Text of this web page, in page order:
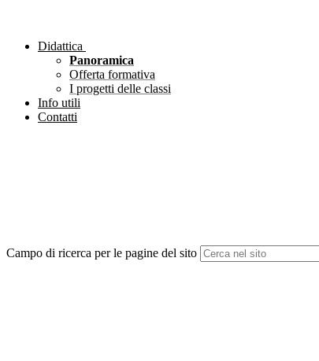
Didattica
Panoramica
Offerta formativa
I progetti delle classi
Info utili
Contatti
Campo di ricerca per le pagine del sito